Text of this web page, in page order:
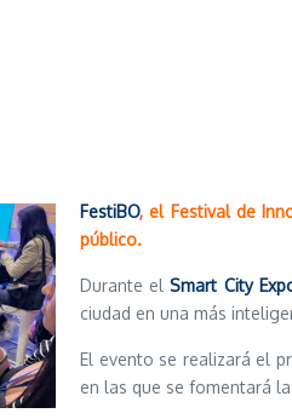
FestiBO, el Festival de
público.
Durante elSmart City
ciudad en una más
El evento se realizará el
en las que se fomentará